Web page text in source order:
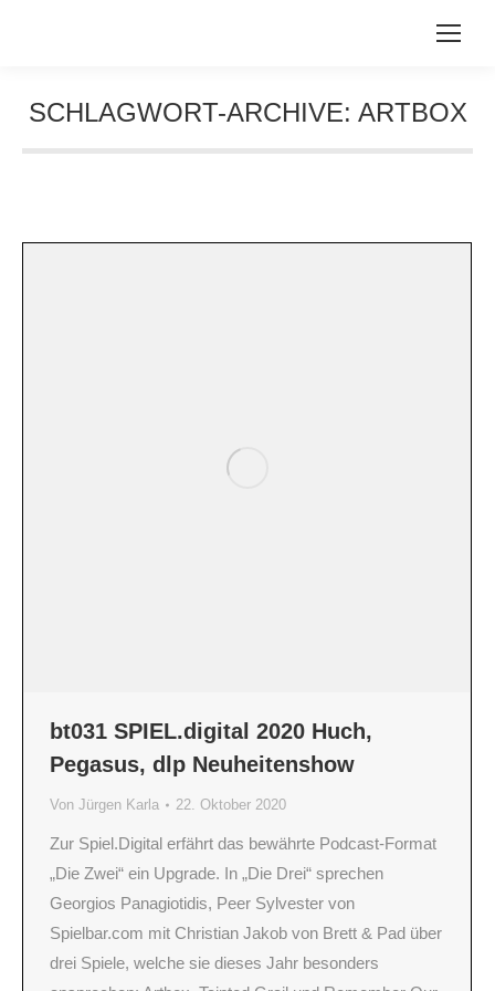
SCHLAGWORT-ARCHIVE: ARTBOX
bt031 SPIEL.digital 2020 Huch,
Pegasus, dlp Neuheitenshow
Von Jürgen Karla 22. Oktober 2020
Zur Spiel.Digital erfährt das bewährte Podcast-Format
„Die Zwei“ ein Upgrade. In „Die Drei“ sprechen
Georgios Panagiotidis, Peer Sylvester von
Spielbar.com mit Christian Jakob von Brett & Pad über
drei Spiele, welche sie dieses Jahr besonders